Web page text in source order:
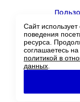
Сайт
поведения
ресурса.
соглашаетесь на
политикой в
данных